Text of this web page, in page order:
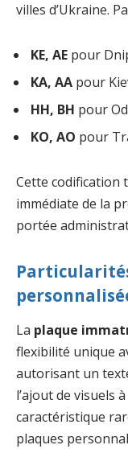
villes d’Ukraine.
KE, AE pour
KA, AA pour
HH, BH pour
KO, AO pour
Cette codification
immédiate de la
portée
La plaque
flexibilité unique
autorisant un
l’ajout de visuels
caractéristique
plaques